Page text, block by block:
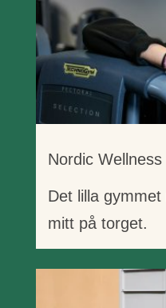
Nordic Wellness
Det lilla
mitt på torget.